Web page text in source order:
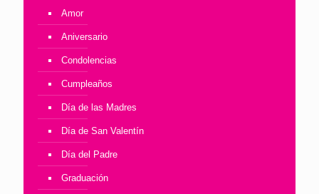
Amor
Aniversario
Condolencias
Cumpleaños
Día de las Madres
Día de San Valentín
Día del Padre
Graduación